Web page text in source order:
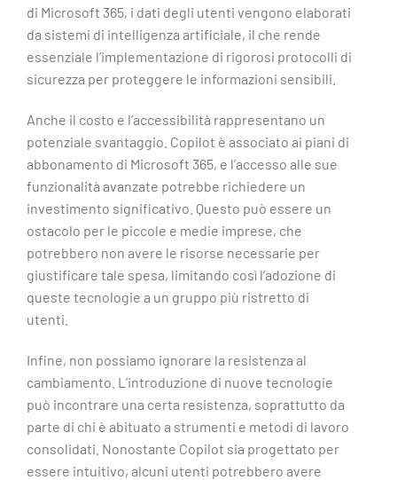
di Microsoft 365, i dati degli utenti vengono elaborati
da sistemi di intelligenza artificiale, il che rende
essenziale l’implementazione di rigorosi protocolli di
sicurezza per proteggere le informazioni sensibili.
Anche il costo e l’accessibilità rappresentano un
potenziale svantaggio. Copilot è associato ai piani di
abbonamento di Microsoft 365, e l’accesso alle sue
funzionalità avanzate potrebbe richiedere un
investimento significativo. Questo può essere un
ostacolo per le piccole e medie imprese, che
potrebbero non avere le risorse necessarie per
giustificare tale spesa, limitando così l’adozione di
queste tecnologie a un gruppo più ristretto di
utenti.
Infine, non possiamo ignorare la resistenza al
cambiamento. L’introduzione di nuove tecnologie
può incontrare una certa resistenza, soprattutto da
parte di chi è abituato a strumenti e metodi di lavoro
consolidati. Nonostante Copilot sia progettato per
essere intuitivo, alcuni utenti potrebbero avere